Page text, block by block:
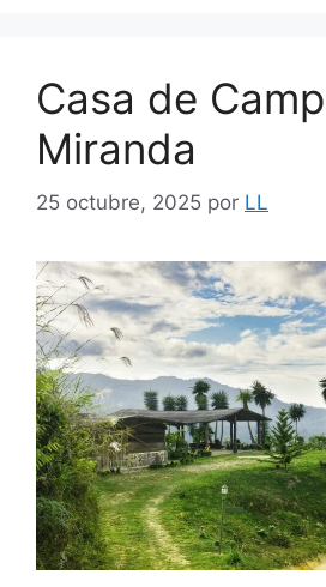
Casa de
Miranda
25 octubre, 2025 por LL